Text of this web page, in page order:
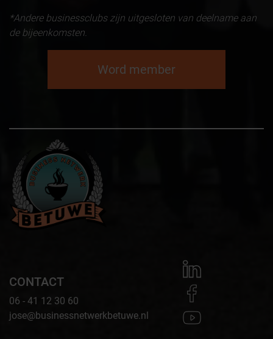
*Andere businessclubs zijn uitgesloten van deelname aan
de bijeenkomsten.
Word member
CONTACT
06 - 41 12 30 60
jose@businessnetwerkbetuwe.nl